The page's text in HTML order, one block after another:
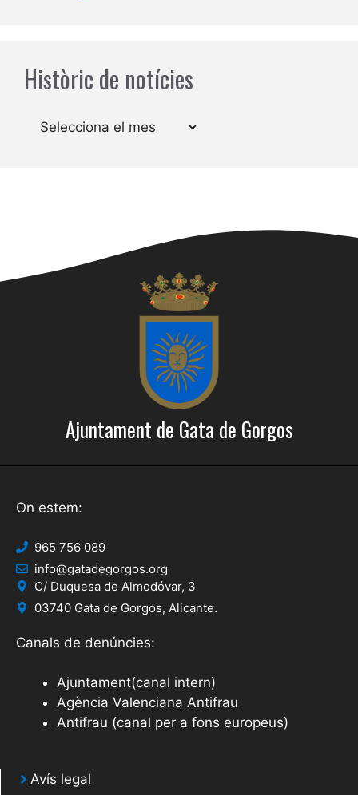
Històric de notícies
Arxius
Ajuntament de Gata de Gorgos
On estem:
965 756 089
info@gatadegorgos.org
C/ Duquesa de Almodóvar, 3
03740 Gata de Gorgos, Alicante.
Canals de denúncies:
Ajuntament(canal intern)
Agència Valenciana Antifrau
Antifrau (canal per a fons europeus)
Avís legal